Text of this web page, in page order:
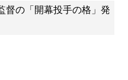
督の「開幕投手の格」発